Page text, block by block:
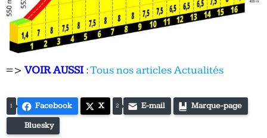
=>VOIR AUSSI:Tous nos articles Actualités
1 Facebook X 2 E-mail Marque-page
Bluesky